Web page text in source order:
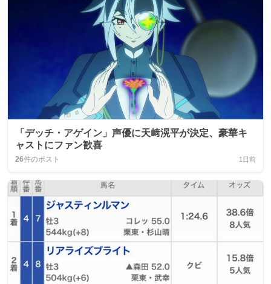
「デッチ・アゲイン」声優に天﨑滉平が決定、豪華キ
ャストにファン歓喜
26件のポスト 1日前